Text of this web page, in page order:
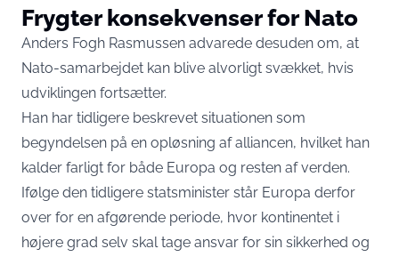
Frygter konsekvenser for Nato
Anders Fogh Rasmussen advarede desuden om, at
Nato-samarbejdet kan blive alvorligt svækket, hvis
udviklingen fortsætter.
Han har tidligere beskrevet situationen som
begyndelsen på en opløsning af alliancen, hvilket han
kalder farligt for både Europa og resten af verden.
Ifølge den tidligere statsminister står Europa derfor
over for en afgørende periode, hvor kontinentet i
højere grad selv skal tage ansvar for sin sikkerhed og